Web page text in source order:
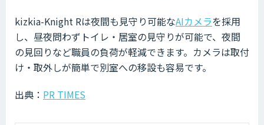
kizkia-Knight Rは夜間も見守り可能なAIカメラを採用
し、昼夜問わずトイレ・居室の見守りが可能で、夜間
の見回りなど職員の負荷が軽減できます。カメラは取付
け・取外しが簡単で別室への移設も容易です。
出典： PR TIMES